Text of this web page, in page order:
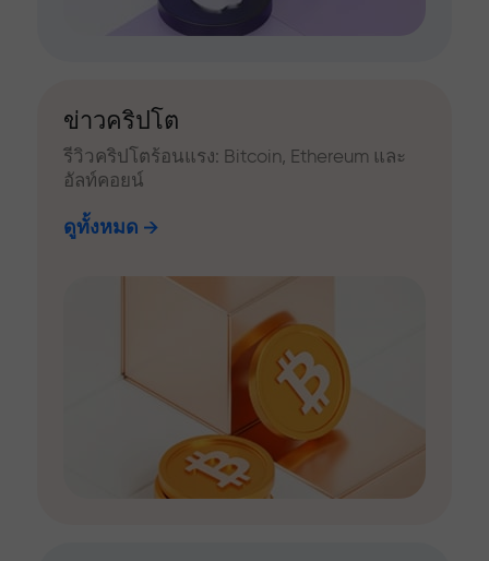
ข่าวคริปโต
รีวิวคริปโตร้อนแรง: Bitcoin, Ethereum และ
อัลท์คอยน์
ดูทั้งหมด